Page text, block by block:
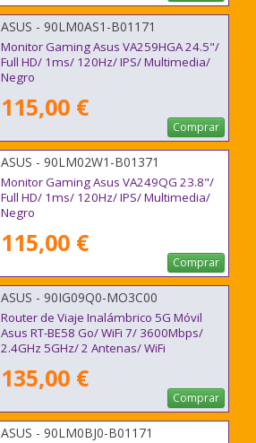
ASUS - 90LM0AS1-B01171
Monitor Gaming Asus VA259HGA 24.5"/
Full HD/ 1ms/ 120Hz/ IPS/ Multimedia/
Negro
115,00 €
Comprar
ASUS - 90LM02W1-B01371
Monitor Gaming Asus VA249QG 23.8"/
Full HD/ 1ms/ 120Hz/ IPS/ Multimedia/
Negro
115,00 €
Comprar
ASUS - 90IG09Q0-MO3C00
Router de Viaje Inalámbrico 5G Móvil
Asus RT-BE58 Go/ WiFi 7/ 3600Mbps/
2.4GHz 5GHz/ 2 Antenas/ WiFi
135,00 €
Comprar
ASUS - 90LM0BJ0-B01171